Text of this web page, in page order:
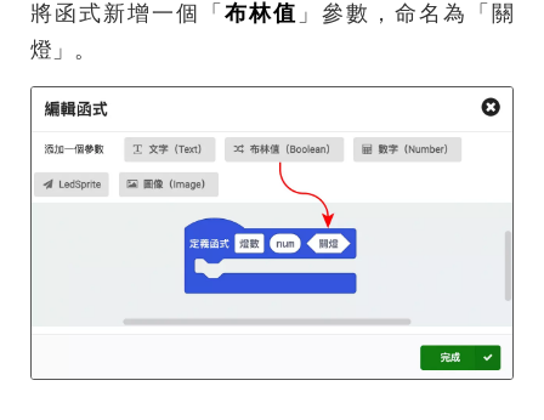
將函式新增一個「 布林值 」參數，命名為「關
燈」。